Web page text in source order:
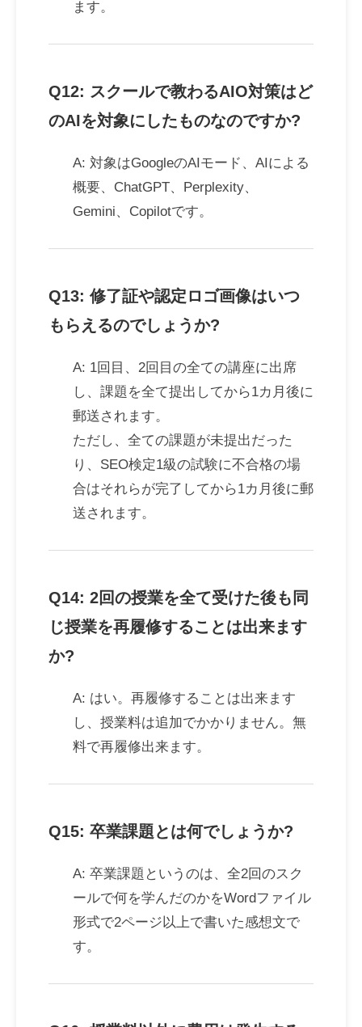
ます。
Q12: スクールで教わるAIO対策はど
のAIを対象にしたものなのですか?
A: 対象はGoogleのAIモード、AIによる
概要、ChatGPT、Perplexity、
Gemini、Copilotです。
Q13: 修了証や認定ロゴ画像はいつ
もらえるのでしょうか?
A: 1回目、2回目の全ての講座に出席
し、課題を全て提出してから1カ月後に
郵送されます。
ただし、全ての課題が未提出だった
り、SEO検定1級の試験に不合格の場
合はそれらが完了してから1カ月後に郵
送されます。
Q14: 2回の授業を全て受けた後も同
じ授業を再履修することは出来ます
か?
A: はい。再履修することは出来ます
し、授業料は追加でかかりません。無
料で再履修出来ます。
Q15: 卒業課題とは何でしょうか?
A: 卒業課題というのは、全2回のスク
ールで何を学んだのかをWordファイル
形式で2ページ以上で書いた感想文で
す。